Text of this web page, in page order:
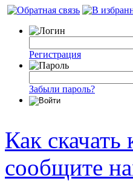
Регистрация
Забыли пароль?
Как скачать
сообщите